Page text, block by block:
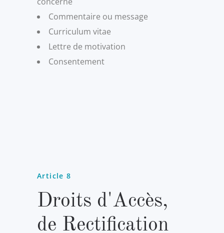
Commentaire ou message
Curriculum vitae
Lettre de motivation
Consentement
Article 8
Droits d'Accès,
de Rectification